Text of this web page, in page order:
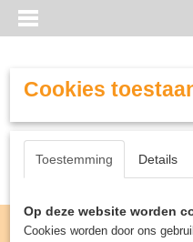
Cookies
Toestemming Details
Op deze website worden
Cookies worden door ons